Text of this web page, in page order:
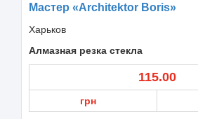
Мастер «Architektor Boris»
Харьков
Алмазная резка стекла
115.00
грн